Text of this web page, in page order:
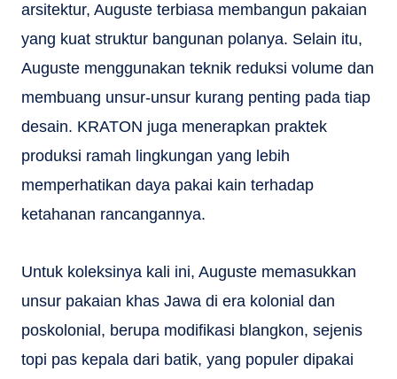
arsitektur, Auguste terbiasa membangun pakaian
yang kuat struktur bangunan polanya. Selain itu,
Auguste menggunakan teknik reduksi volume dan
membuang unsur-unsur kurang penting pada tiap
desain. KRATON juga menerapkan praktek
produksi ramah lingkungan yang lebih
memperhatikan daya pakai kain terhadap
ketahanan rancangannya.
Untuk koleksinya kali ini, Auguste memasukkan
unsur pakaian khas Jawa di era kolonial dan
poskolonial, berupa modifikasi blangkon, sejenis
topi pas kepala dari batik, yang populer dipakai